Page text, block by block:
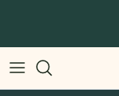
innehåll
Efter IKEA-serie